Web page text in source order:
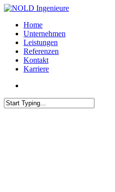
Home
Unternehmen
Leistungen
Referenzen
Kontakt
Karriere